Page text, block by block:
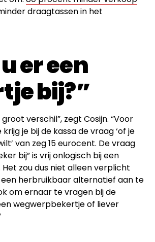
draagtassen in het
er een
bij?”
verschil”, zegt Cosijn. “Voor
je bij de kassa de vraag ‘of je
van zeg 15 eurocent. De vraag
bij” is vrij onlogisch bij een
zou dus niet alleen verplicht
herbruikbaar alternatief aan te
om ernaar te vragen bij de
wegwerpbekertje of liever